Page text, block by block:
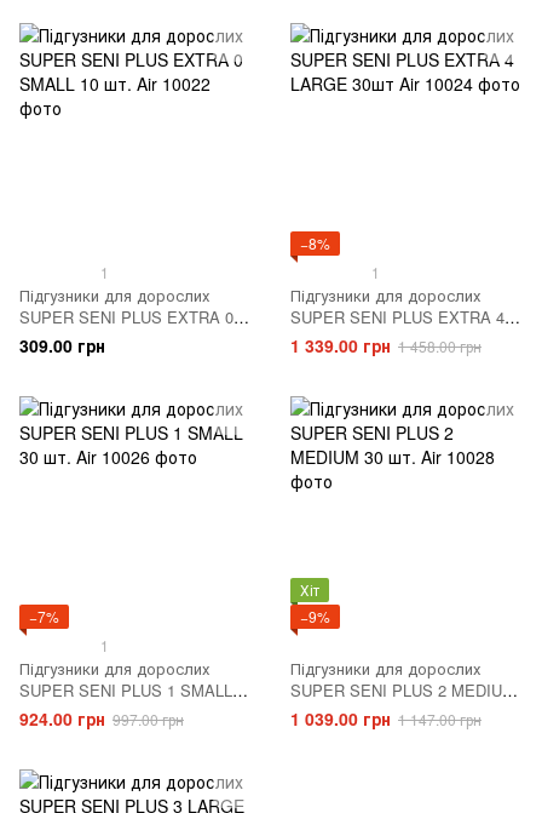
1
Підгузники для дорослих
SUPER SENI PLUS EXTRA 0
SMALL 10 шт. Air
309.00 грн
−8%
1
Підгузники для дорослих
SUPER SENI PLUS EXTRA 4
LARGE 30шт Air
1 339.00 грн 1 458.00 грн
−7%
1
Підгузники для дорослих
SUPER SENI PLUS 1 SMALL
30 шт. Air
924.00 грн 997.00 грн
Хіт
−9%
Підгузники для дорослих
SUPER SENI PLUS 2 MEDIUM
30 шт. Air
1 039.00 грн 1 147.00 грн